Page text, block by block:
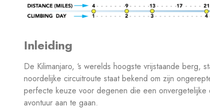
Inleiding
De Kilimanjaro, ‘s werelds hoogste vrijstaande berg,
noordelijke circuitroute staat bekend om zijn
perfecte keuze voor degenen die een
avontuur aan te gaan.